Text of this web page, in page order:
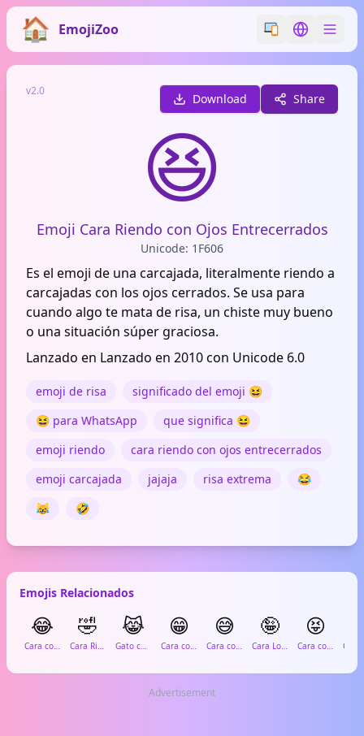
EmojiZoo Switch emoji
Switch
v2.0
Download Share
😆
Emoji Cara Riendo con Ojos Entrecerrados
Unicode: 1F606
Es el emoji de una carcajada, literalmente riendo a
carcajadas con los ojos cerrados. Se usa para
cuando algo te mata de risa, un chiste muy bueno
o una situación súper graciosa.
Lanzado en Lanzado en 2010 con Unicode 6.0
emoji de risa
significado del emoji 😆
😆 para WhatsApp
que significa 😆
emoji riendo
cara riendo con ojos entrecerrados
emoji carcajada
jajaja risa extrema
😂
😹
🤣
Emojis Relacionados
😂
Cara con Lágrimas de Alegría
🤣
Cara Riendo a Carcajadas
😹
Gato con Lágrimas de Alegría
😁
Cara con Ojos Felices
😅
Cara con Sudor
🤪
Cara Loca
😝
Cara con Lengua y Ojos entrecerrados
Advertisement